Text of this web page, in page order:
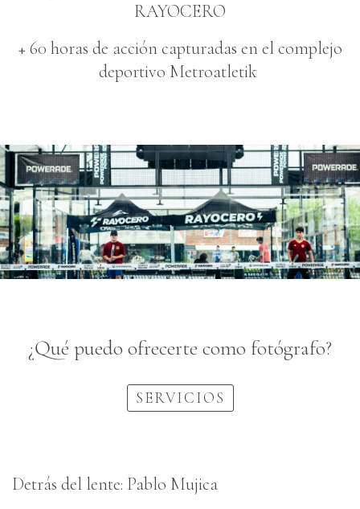
RAYOCERO
+ 60 horas de acción capturadas en el complejo
deportivo Metroatletik
¿Qué puedo ofrecerte como fotógrafo?
SERVICIOS
Detrás del lente: Pablo Mujica